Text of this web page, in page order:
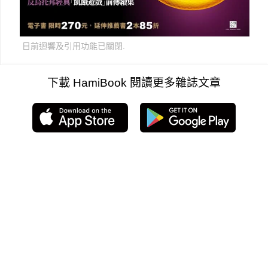
目前迴響及引用功能已關閉.
下載 HamiBook 閱讀更多雜誌文章